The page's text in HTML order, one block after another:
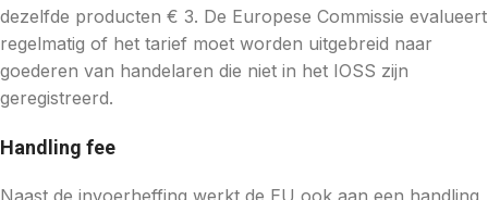
dezelfde producten € 3. De Europese Commissie evalueert
regelmatig of het tarief moet worden uitgebreid naar
goederen van handelaren die niet in het IOSS zijn
geregistreerd.
Handling fee
Naast de invoerheffing werkt de EU ook aan een handling